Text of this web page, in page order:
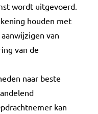
wordt uitgevoerd.
houden met
van
van de
naar beste
kan